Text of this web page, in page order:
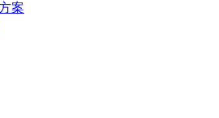
案